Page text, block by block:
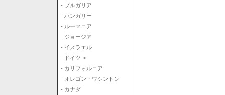
- ブルガリア
- ハンガリー
- ルーマニア
- ジョージア
- イスラエル
- ドイツ->
- カリフォルニア
- オレゴン・ワシントン
- カナダ